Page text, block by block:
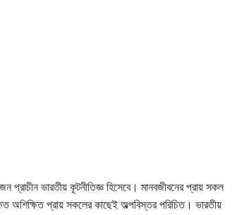
প্রাচীন ভারতীয় কূটনীতিজ্ঞ হিসেবে। মানবজীবনের প্রায় সকল
অশিক্ষিত প্রায় সকলের কাছেই অল্পবিস্তর পরিচিত। ভারতীয়